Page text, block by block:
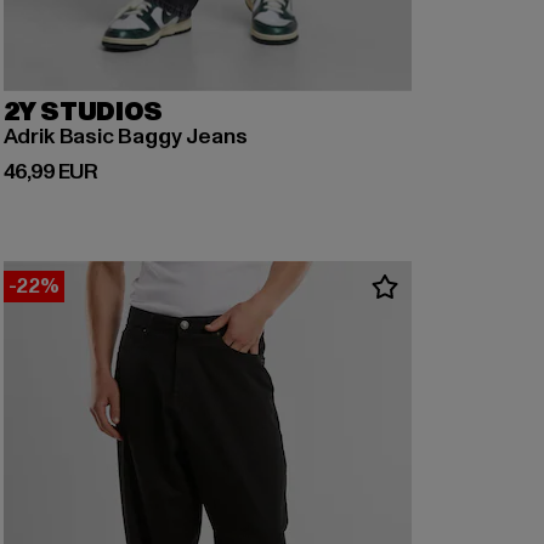
2Y STUDIOS
Adrik Basic Baggy Jeans
46,99 EUR
Derzeitiger Preis: 46,99 EUR
-22%